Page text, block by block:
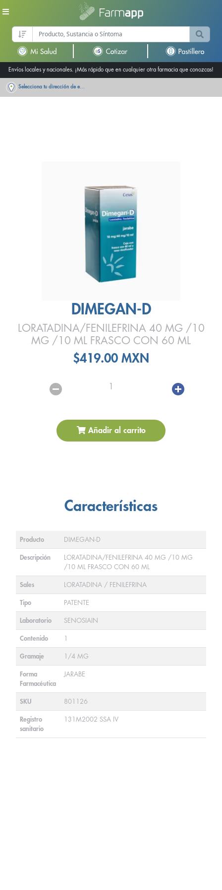
Envíos locales y nacionales. ¡Más rápido que en cualquier otra farmacia que conozcas!
Selecciona tu dirección de entrega
DIMEGAN-D
LORATADINA/FENILEFRINA 40 MG /10
MG /10 ML FRASCO CON 60 ML
$419.00 MXN
1
Añadir al carrito
Características
Producto DIMEGAN-D
Descripción
LORATADINA/FENILEFRINA 40 MG /10 MG
/10 ML FRASCO CON 60 ML
Sales LORATADINA / FENILEFRINA
Tipo PATENTE
Laboratorio SENOSIAIN
Contenido 1
Gramaje 1/4 MG
Forma
Farmacéutica
JARABE
SKU 801126
Registro
sanitario
131M2002 SSA IV